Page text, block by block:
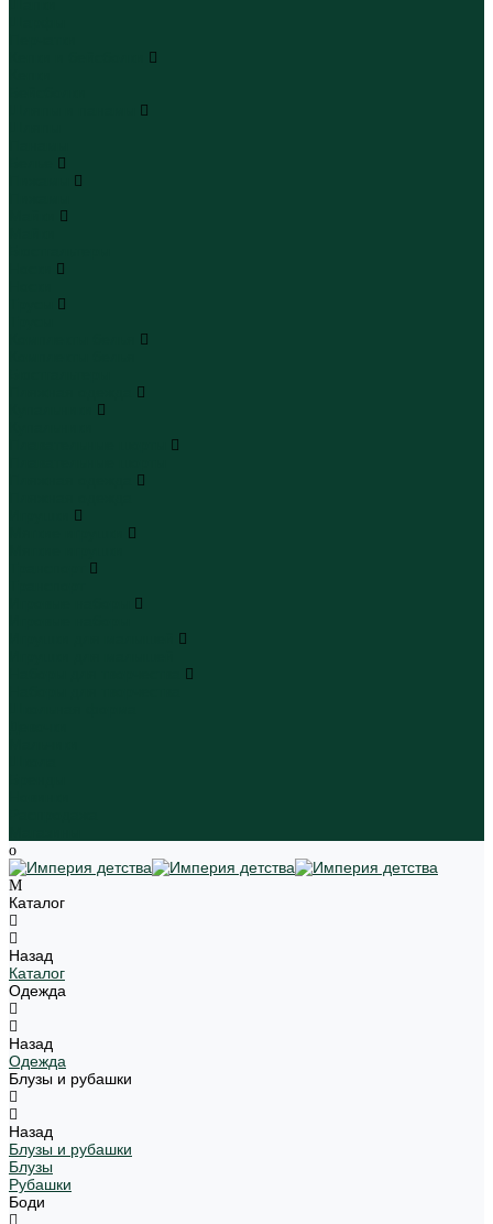
Каталог
Назад
Каталог
Одежда
Назад
Одежда
Блузы и рубашки
Назад
Блузы и рубашки
Блузы
Рубашки
Боди